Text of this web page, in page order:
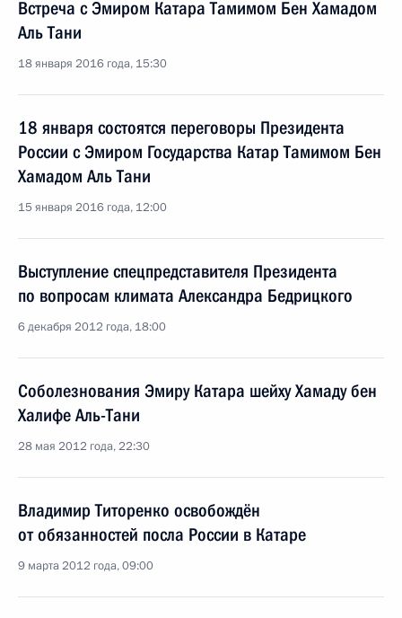
Встреча с Эмиром Катара Тамимом Бен Хамадом
Аль Тани
18 января 2016 года, 15:30
18 января состоятся переговоры Президента
России с Эмиром Государства Катар Тамимом Бен
Хамадом Аль Тани
15 января 2016 года, 12:00
Выступление спецпредставителя Президента
по вопросам климата Александра Бедрицкого
6 декабря 2012 года, 18:00
Соболезнования Эмиру Катара шейху Хамаду бен
Халифе Аль-Тани
28 мая 2012 года, 22:30
Владимир Титоренко освобождён
от обязанностей посла России в Катаре
9 марта 2012 года, 09:00